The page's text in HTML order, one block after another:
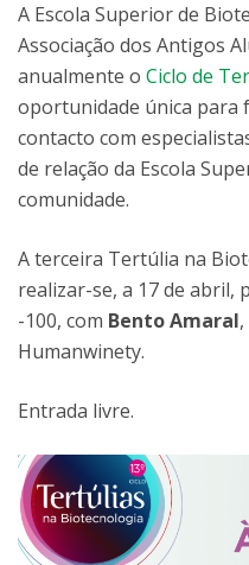
A Escola Superior de
Associação dos Antigos
anualmente o Ciclo de
oportunidade única para
contacto com
de relação da Escola
comunidade.
A terceira Tertúlia na
realizar-se, a 17 de abril,
-100, com Bento Amaral
Humanwinety.
Entrada livre.